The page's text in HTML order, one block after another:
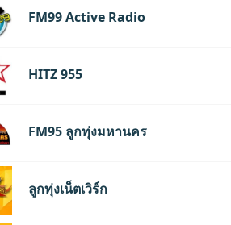
FM99 Active Radio
HITZ 955
FM95 ลูกทุ่งมหานคร
ลูกทุ่งเน็ตเวิร์ก